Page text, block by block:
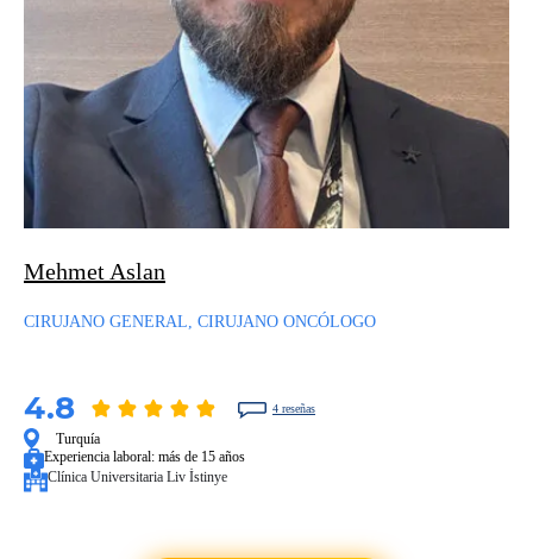
Mehmet Aslan
CIRUJANO GENERAL, CIRUJANO ONCÓLOGO
4.8 4 reseñas
Turquía
Experiencia laboral: más de 15 años
Clínica Universitaria Liv İstinye